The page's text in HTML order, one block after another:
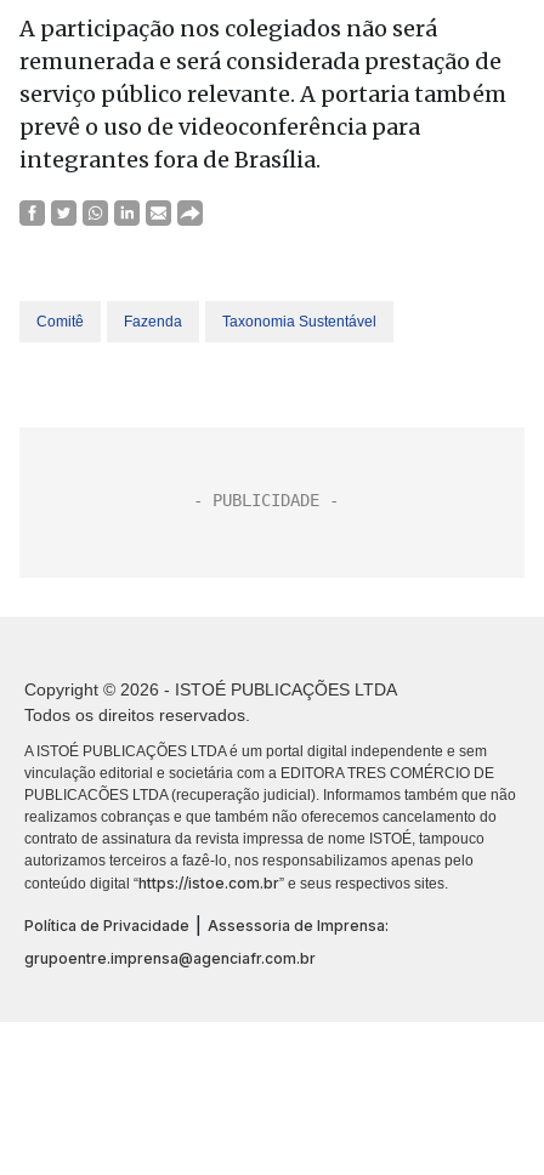
A participação nos colegiados não será
remunerada e será considerada prestação de
serviço público relevante. A portaria também
prevê o uso de videoconferência para
integrantes fora de Brasília.
Comitê Fazenda Taxonomia Sustentável
Copyright © 2026 - ISTOÉ PUBLICAÇÕES LTDA
Todos os direitos reservados.
A ISTOÉ PUBLICAÇÕES LTDA é um portal digital independente e sem
vinculação editorial e societária com a EDITORA TRES COMÉRCIO DE
PUBLICACÕES LTDA (recuperação judicial). Informamos também que não
realizamos cobranças e que também não oferecemos cancelamento do
contrato de assinatura da revista impressa de nome ISTOÉ, tampouco
autorizamos terceiros a fazê-lo, nos responsabilizamos apenas pelo
conteúdo digital “https://istoe.com.br” e seus respectivos sites.
Política de Privacidade
Assessoria de Imprensa:
grupoentre.imprensa@agenciafr.com.br